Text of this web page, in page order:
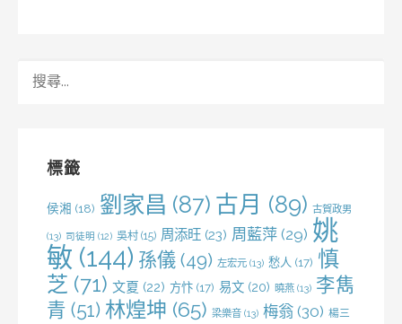
標籤
侯湘 (18) 劉家昌 (87) 古月 (89) 古賀政男
(13) 司徒明 (12) 吳村 (15) 周添旺 (23) 周藍萍 (29) 姚
敏 (144) 孫儀 (49) 左宏元 (13) 愁人 (17) 慎
芝 (71) 文夏 (22) 方忭 (17) 易文 (20) 曉燕 (13) 李雋
青 (51) 林煌坤 (65) 梁樂音 (13) 梅翁 (30) 楊三